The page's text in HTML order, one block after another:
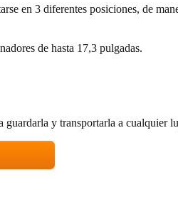
en 3 diferentes posiciones, de
de hasta 17,3 pulgadas.
y transportarla a cualquier